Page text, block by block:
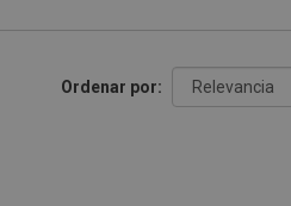
Ordenar por